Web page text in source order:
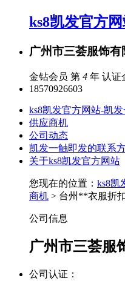
ks8凯发官方
广州市三荟服饰有
金钻会员 第 4 年 认证
18570926603
ks8凯发官方网站-凯
供应商机
公司动态
凯发一触即发的联系
关于ks8凯发官方网站
您现在的位置： ks8凯
商机 > 台州**衣服折
公司信息
广州市三荟服
公司认证：